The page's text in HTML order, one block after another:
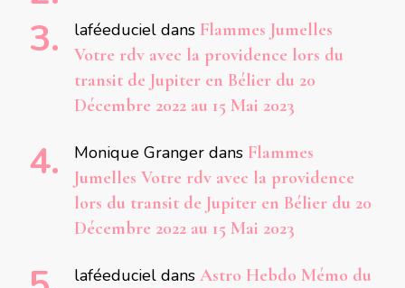
laféeduciel dans Flammes Jumelles
Votre rdv avec la providence lors du
transit de Jupiter en Bélier du 20
Décembre 2022 au 15 Mai 2023
Monique Granger dans Flammes
Jumelles Votre rdv avec la providence
lors du transit de Jupiter en Bélier du 20
Décembre 2022 au 15 Mai 2023
laféeduciel dans Astro Hebdo Mémo du